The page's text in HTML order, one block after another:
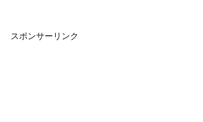
スポンサーリンク